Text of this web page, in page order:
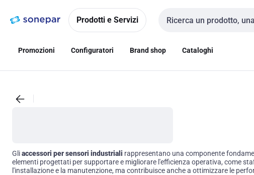
navigazionealla
Prodotti e Servizi
Cerca input
Promozioni Configuratori Brand shop Cataloghi
Gliaccessori per sensori industriali rappresentano una componente
elementi progettati per supportare e migliorare l'efficienza operativa, come
l'installazione e la manutenzione, ma contribuisce anche a ottimizzare le